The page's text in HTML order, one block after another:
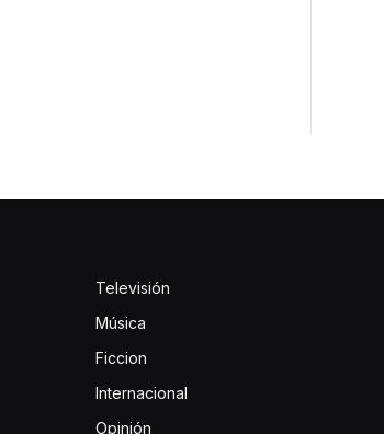
Televisión
Música
Ficcion
Internacional
Opinión